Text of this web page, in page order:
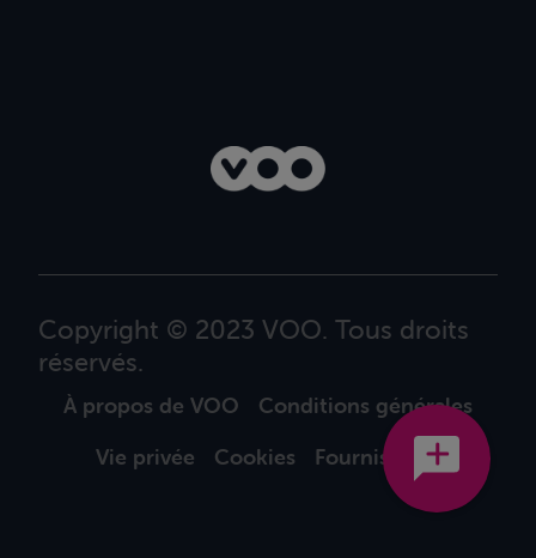
Copyright © 2023 VOO. Tous droits
réservés.
À propos de VOO
Conditions générales
Vie privée
Cookies Fournisseurs